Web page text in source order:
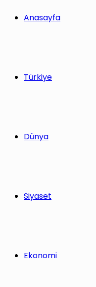
Anasayfa
Türkiye
Dünya
Siyaset
Ekonomi